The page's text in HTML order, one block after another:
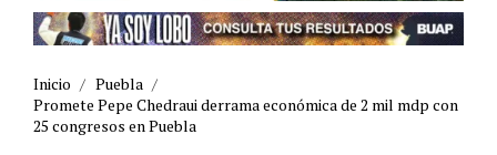
Inicio / Puebla /
Promete Pepe Chedraui derrama económica de 2 mil mdp con
25 congresos en Puebla